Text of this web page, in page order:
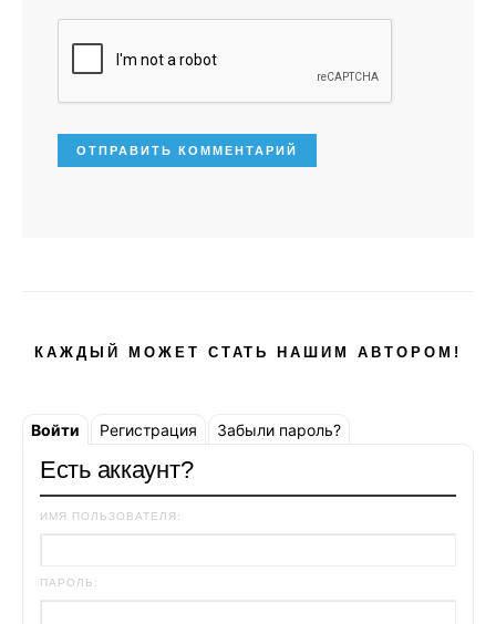
КАЖДЫЙ МОЖЕТ СТАТЬ НАШИМ АВТОРОМ!
Войти Регистрация Забыли пароль?
Есть аккаунт?
ИМЯ ПОЛЬЗОВАТЕЛЯ:
ПАРОЛЬ: